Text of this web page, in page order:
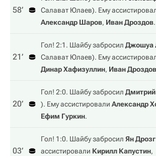
58‎’‎
Салават Юлаев). Ему
Александр Шаров, Иван Дроздов.
21‎’‎
Гол! 2:1. Шайбу забросил Джошуа
Салават Юлаев). Ему
Динар Хафизуллин, Иван Дроздов
20‎’‎
Гол! 2:0. Шайбу забросил
). Ему ассистировали Александр
Ефим Гуркин.
03‎’‎
Гол! 1:0. Шайбу забросил Ян Дрозг
ассистировали Кирилл Капустин,